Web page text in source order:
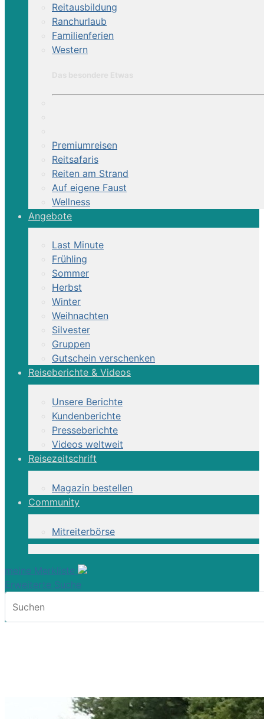
Reitausbildung
Ranchurlaub
Familienferien
Western
Premiumreisen
Reitsafaris
Reiten am Strand
Auf eigene Faust
Wellness
Angebote
Last Minute
Frühling
Sommer
Herbst
Winter
Weihnachten
Silvester
Gruppen
Gutschein verschenken
Reiseberichte & Videos
Unsere Berichte
Kundenberichte
Presseberichte
Videos weltweit
Reisezeitschrift
Magazin bestellen
Community
Mitreiterbörse
meine Merkliste
Erweiterte Suche